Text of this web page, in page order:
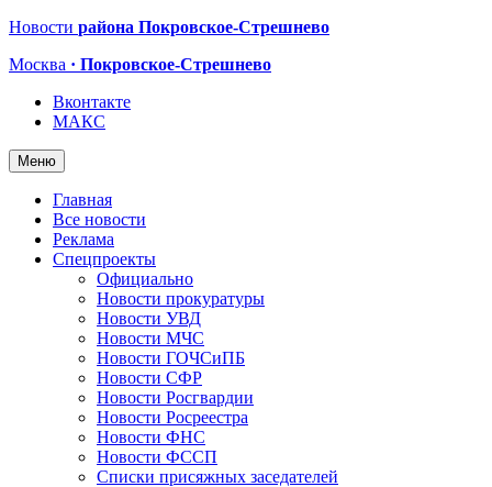
Новости района Покровское-Стрешнево
Москва · Покровское-Стрешнево
Вконтакте
МАКС
Меню
Главная
Все новости
Реклама
Спецпроекты
Официально
Новости прокуратуры
Новости УВД
Новости МЧС
Новости ГОЧСиПБ
Новости СФР
Новости Росгвардии
Новости Росреестра
Новости ФНС
Новости ФССП
Списки присяжных заседателей